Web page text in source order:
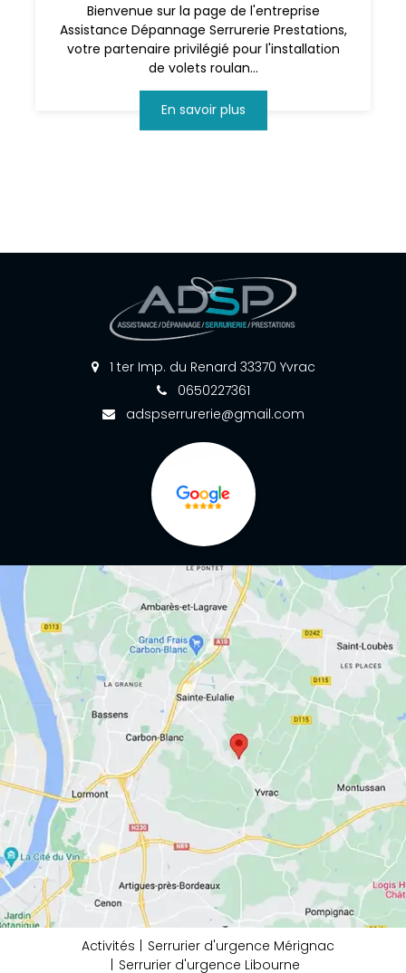
Bienvenue sur la page de l'entreprise
Assistance Dépannage Serrurerie Prestations,
votre partenaire privilégié pour l'installation
de volets roulan...
En savoir plus
1 ter Imp. du Renard 33370 Yvrac
0650227361
adspserrurerie@gmail.com
Activités
Serrurier d'urgence Mérignac
Serrurier d'urgence Libourne